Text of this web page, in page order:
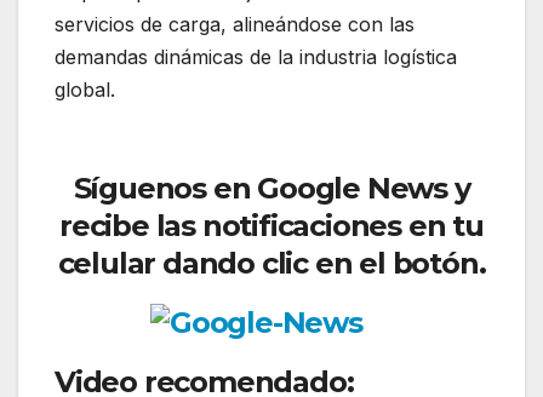
servicios de carga, alineándose con las
demandas dinámicas de la industria logística
global.
Síguenos en Google News y
recibe las notificaciones en tu
celular dando clic en el botón.
Video recomendado: